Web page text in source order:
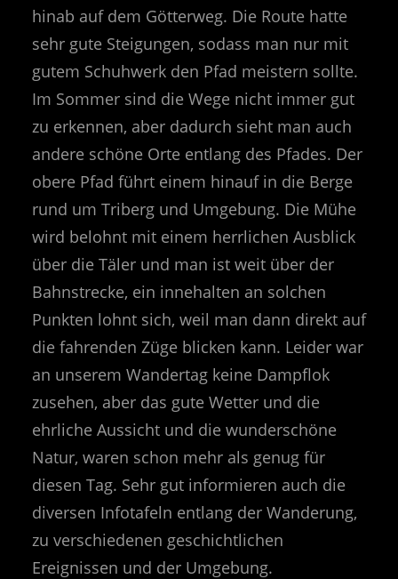
hinab auf dem Götterweg. Die Route hatte
sehr gute Steigungen, sodass man nur mit
gutem Schuhwerk den Pfad meistern sollte.
Im Sommer sind die Wege nicht immer gut
zu erkennen, aber dadurch sieht man auch
andere schöne Orte entlang des Pfades. Der
obere Pfad führt einem hinauf in die Berge
rund um Triberg und Umgebung. Die Mühe
wird belohnt mit einem herrlichen Ausblick
über die Täler und man ist weit über der
Bahnstrecke, ein innehalten an solchen
Punkten lohnt sich, weil man dann direkt auf
die fahrenden Züge blicken kann. Leider war
an unserem Wandertag keine Dampflok
zusehen, aber das gute Wetter und die
ehrliche Aussicht und die wunderschöne
Natur, waren schon mehr als genug für
diesen Tag. Sehr gut informieren auch die
diversen Infotafeln entlang der Wanderung,
zu verschiedenen geschichtlichen
Ereignissen und der Umgebung.